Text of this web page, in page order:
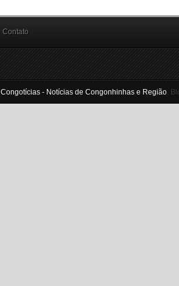
Contato
Congotícias - Notícias de Congonhinhas e Região.